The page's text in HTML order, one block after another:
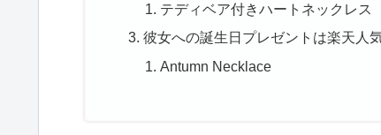
テディベア付きハートネックレス
彼女への誕生日プレゼントは楽天人
Antumn Necklace